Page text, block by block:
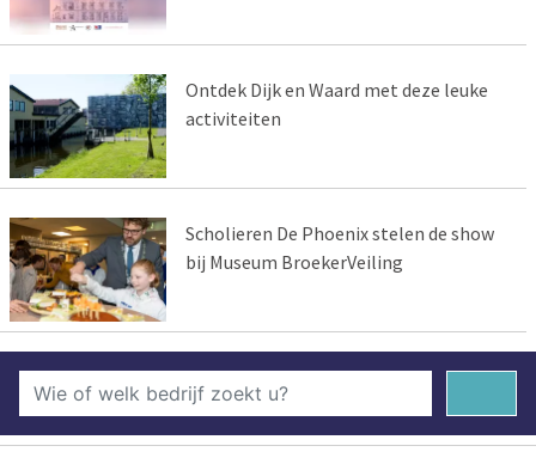
Ontdek Dijk en Waard met deze leuke
activiteiten
Scholieren De Phoenix stelen de show
bij Museum BroekerVeiling